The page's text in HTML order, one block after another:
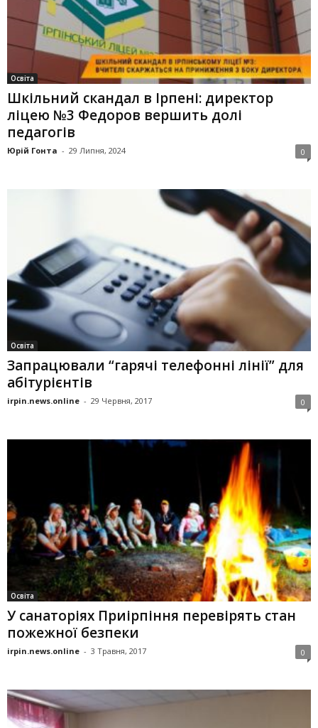
Освіта
Шкільний скандал в Ірпені: директор
ліцею №3 Федоров вершить долі
педагогів
Юрій Гонта - 29 Липня, 2024 0
Освіта
Запрацювали “гарячі телефонні лінії” для
абітурієнтів
irpin.news.online - 29 Червня, 2017 0
Освіта
У санаторіях Приірпіння перевірять стан
пожежної безпеки
irpin.news.online - 3 Травня, 2017 0